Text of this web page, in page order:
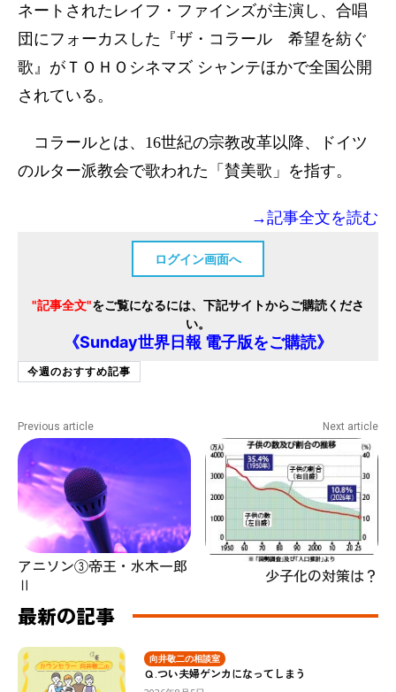
ネートされたレイフ・ファインズが主演し、合唱
団にフォーカスした『ザ・コラール 希望を紡ぐ
歌』がＴＯＨＯシネマズ シャンテほかで全国公開
されている。
コラールとは、16世紀の宗教改革以降、ドイツ
のルター派教会で歌われた「賛美歌」を指す。
→記事全文を読む
ログイン画面へ
"記事全文"をご覧になるには、下記サイトからご購読くださ
い。
《Sunday世界日報 電子版をご購読》
今週のおすすめ記事
Previous article
アニソン③帝王・水木一郎
Ⅱ
Next article
少子化の対策は？
最新の記事
向井敬二の相談室
Ｑ.つい夫婦ゲンカになってしまう